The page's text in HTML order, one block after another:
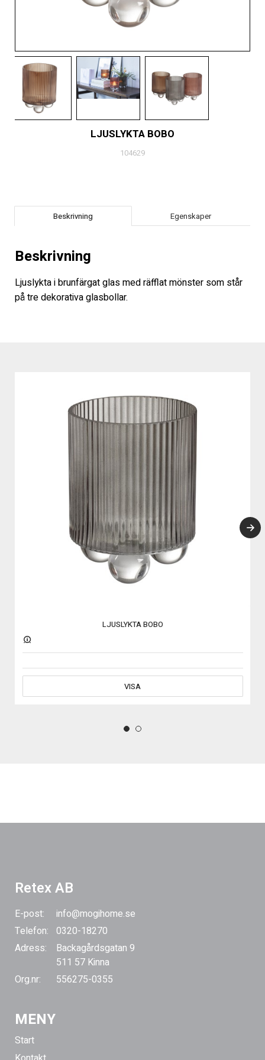
LJUSLYKTA BOBO
104629
Beskrivning Egenskaper
Beskrivning
Ljuslykta i brunfärgat glas med räfflat mönster som står
på tre dekorativa glasbollar.
LJUSLYKTA BOBO
VISA
Retex AB
E-post:
info@mogihome.se
Telefon: 0320-18270
Adress:
Backagårdsgatan 9
511 57 Kinna
Org.nr:
556275-0355
MENY
Start